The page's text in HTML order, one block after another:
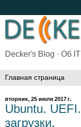
Decker's Blog · Об
вторник, 25 июля 2017 г.
Ubuntu.
загрузки.